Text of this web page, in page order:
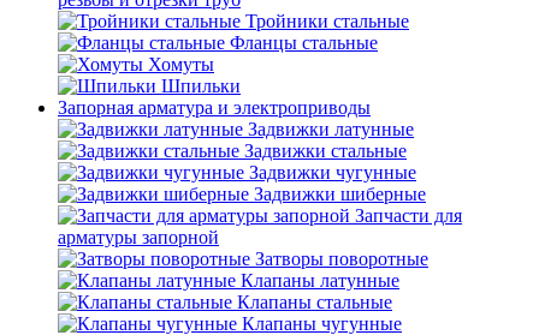
Тройники стальные
Фланцы стальные
Хомуты
Шпильки
Запорная арматура и электроприводы
Задвижки латунные
Задвижки стальные
Задвижки чугунные
Задвижки шиберные
Запчасти для
арматуры запорной
Затворы поворотные
Клапаны латунные
Клапаны стальные
Клапаны чугунные